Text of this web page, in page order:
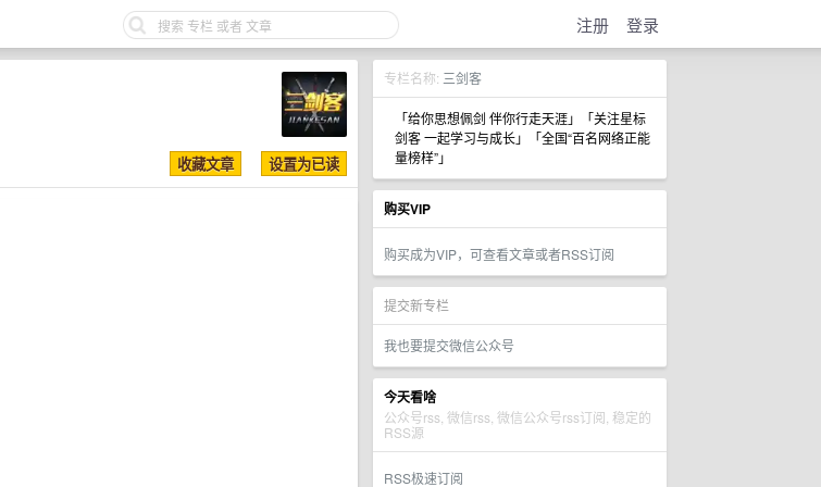
注册 登录
专栏名称: 三剑客
「给你思想佩剑 伴你行走天涯」「关注星标
剑客 一起学习与成长」「全国“百名网络正能
量榜样”」
购买VIP
购买成为VIP，可查看文章或者RSS订阅
提交新专栏
我也要提交微信公众号
今天看啥
公众号rss, 微信rss, 微信公众号rss订阅, 稳定的
RSS源
RSS极速订阅